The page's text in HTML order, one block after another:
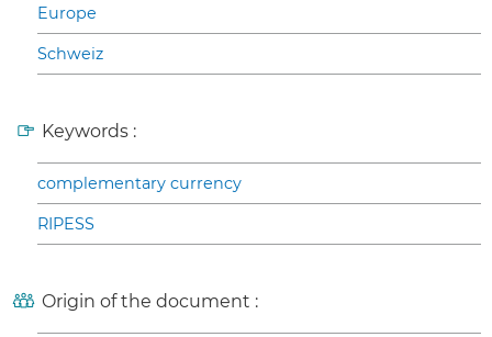
Europe
Schweiz
Keywords :
complementary currency
RIPESS
Origin of the document :